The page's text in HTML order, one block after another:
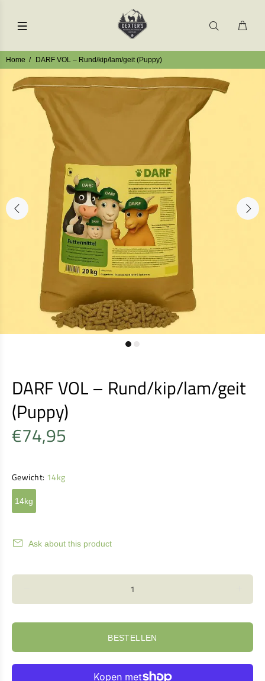
Home DARF VOL – Rund/kip/lam/geit (Puppy)
DARF VOL – Rund/kip/lam/geit
(Puppy)
€74,95
Gewicht: 14kg
14kg
Ask about this product
BESTELLEN